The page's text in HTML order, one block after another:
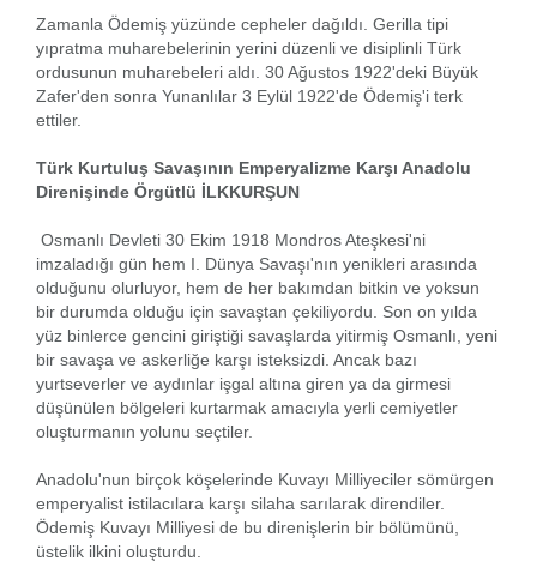
Zamanla Ödemiş yüzünde cepheler dağıldı. Gerilla tipi
yıpratma muharebelerinin yerini düzenli ve disiplinli Türk
ordusunun muharebeleri aldı. 30 Ağustos 1922'deki Büyük
Zafer'den sonra Yunanlılar 3 Eylül 1922'de Ödemiş'i terk
ettiler.
Türk Kurtuluş Savaşının Emperyalizme Karşı Anadolu
Direnişinde Örgütlü İLKKURŞUN
Osmanlı Devleti 30 Ekim 1918 Mondros Ateşkesi'ni
imzaladığı gün hem I. Dünya Savaşı'nın yenikleri arasında
olduğunu olurluyor, hem de her bakımdan bitkin ve yoksun
bir durumda olduğu için savaştan çekiliyordu. Son on yılda
yüz binlerce gencini giriştiği savaşlarda yitirmiş Osmanlı, yeni
bir savaşa ve askerliğe karşı isteksizdi. Ancak bazı
yurtseverler ve aydınlar işgal altına giren ya da girmesi
düşünülen bölgeleri kurtarmak amacıyla yerli cemiyetler
oluşturmanın yolunu seçtiler.
Anadolu'nun birçok köşelerinde Kuvayı Milliyeciler sömürgen
emperyalist istilacılara karşı silaha sarılarak direndiler.
Ödemiş Kuvayı Milliyesi de bu direnişlerin bir bölümünü,
üstelik ilkini oluşturdu.